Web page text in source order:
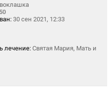
30 сен 2021, 12:33
лечение: Святая Мария, Мать и